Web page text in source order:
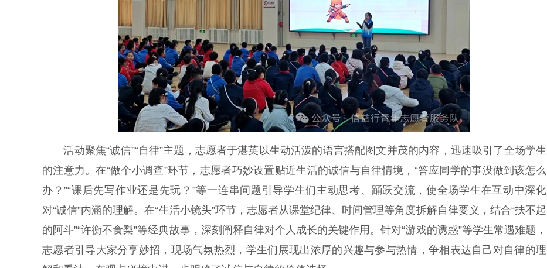
活动聚焦“诚信”“自律”主题，志愿者于湛英以生动活泼的语言搭配图文并茂的内容，迅速吸引了全场学生
的注意力。在“做个小调查”环节，志愿者巧妙设置贴近生活的诚信与自律情境，“答应同学的事没做到该怎么
办？”“课后先写作业还是先玩？”等一连串问题引导学生们主动思考、踊跃交流，使全场学生在互动中深化
对“诚信”内涵的理解。在“生活小镜头”环节，志愿者从课堂纪律、时间管理等角度拆解自律要义，结合“扶不起
的阿斗”“许衡不食梨”等经典故事，深刻阐释自律对个人成长的关键作用。针对“游戏的诱惑”等学生常遇难题，
志愿者引导大家分享妙招，现场气氛热烈，学生们展现出浓厚的兴趣与参与热情，争相表达自己对自律的理